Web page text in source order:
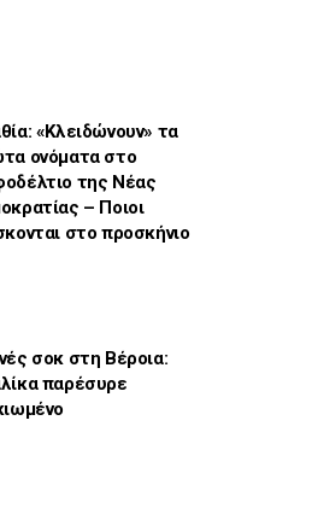
«Κλειδώνουν» τα
ονόματα στο
της Νέας
– Ποιοι
στο προσκήνιο
σοκ στη Βέροια:
παρέσυρε